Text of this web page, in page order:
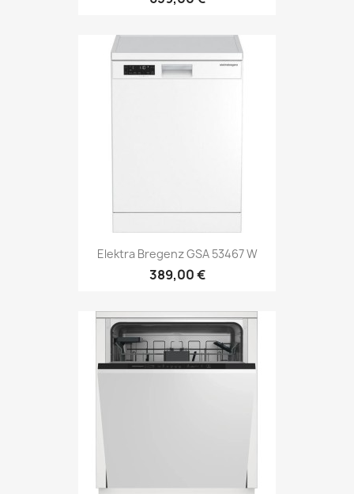
Elektra Bregenz GSA 53467 W
389,00 €